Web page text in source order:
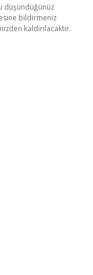
düşündüğünüz
bildirmeniz
kaldırılacaktır.